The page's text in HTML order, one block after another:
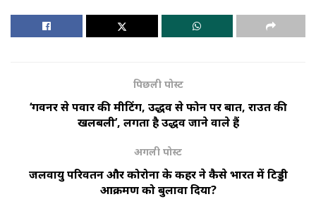
पिछली पोस्ट
‘गवर्नर से पवार की मीटिंग, उद्धव से फोन पर बात, राउत की
खलबली’, लगता है उद्धव जाने वाले हैं
अगली पोस्ट
जलवायु परिवर्तन और कोरोना के कहर ने कैसे भारत में टिड्डी
आक्रमण को बुलावा दिया?